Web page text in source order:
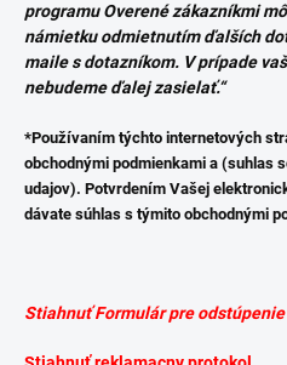
programu Overené zákazníkmi
námietku odmietnutím ďalších
maile s dotazníkom. V prípade
nebudeme ďalej zasielať.“
*Používaním týchto internetových
obchodnými podmienkami a (suhlas
udajov). Potvrdením Vašej
dávate súhlas s týmito obchodnými
StiahnuťFormulár pre